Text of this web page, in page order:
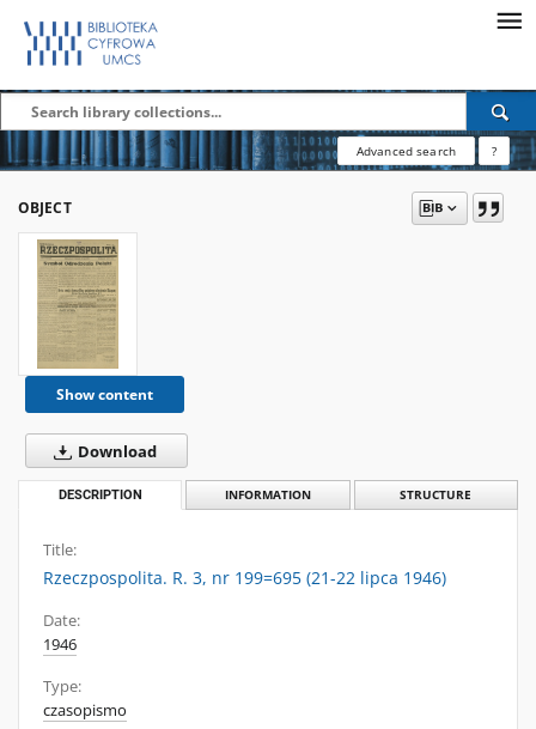
Advanced search ?
OBJECT
Show content
Download
DESCRIPTION INFORMATION STRUCTURE
Title:
Rzeczpospolita. R. 3, nr 199=695 (21-22 lipca 1946)
Date:
1946
Type:
czasopismo